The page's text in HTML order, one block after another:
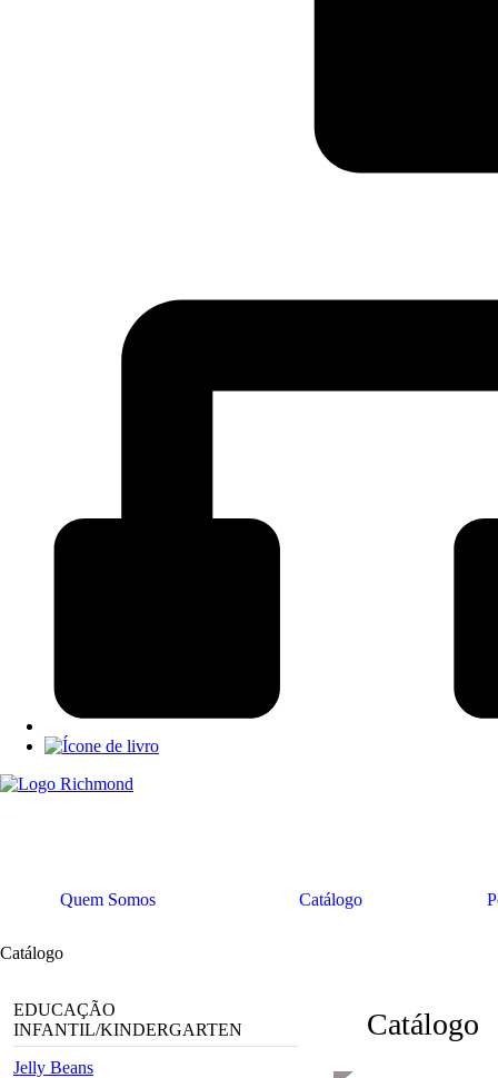
Quem Somos Catálogo
Catálogo
EDUCAÇÃO
INFANTIL/KINDERGARTEN
Jelly Beans
Catálogo